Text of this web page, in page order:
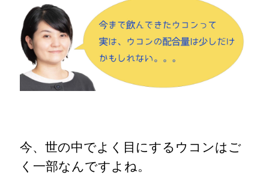
今、世の中でよく目にするウコンはご
く一部なんですよね。